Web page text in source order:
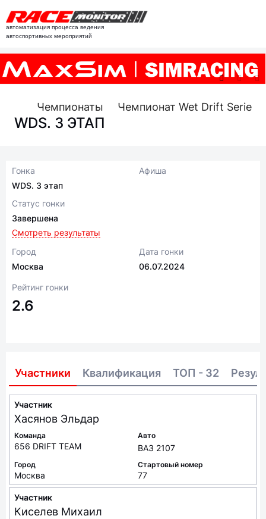
автоматизация процесса ведения
автоспортивных мероприятий
Чемпионаты Чемпионат Wet Drift Series
WDS. 3 ЭТАП
Гонка
WDS. 3 этап
Статус гонки
Завершена
Смотреть результаты
Афиша
Город
Москва
Дата гонки
06.07.2024
Рейтинг гонки
2.6
Участники Квалификация ТОП - 32
Участник
Хасянов Эльдар
Команда
656 DRIFT TEAM
Авто
ВАЗ 2107
Город
Москва
Стартовый номер
77
Участник
Киселев Михаил